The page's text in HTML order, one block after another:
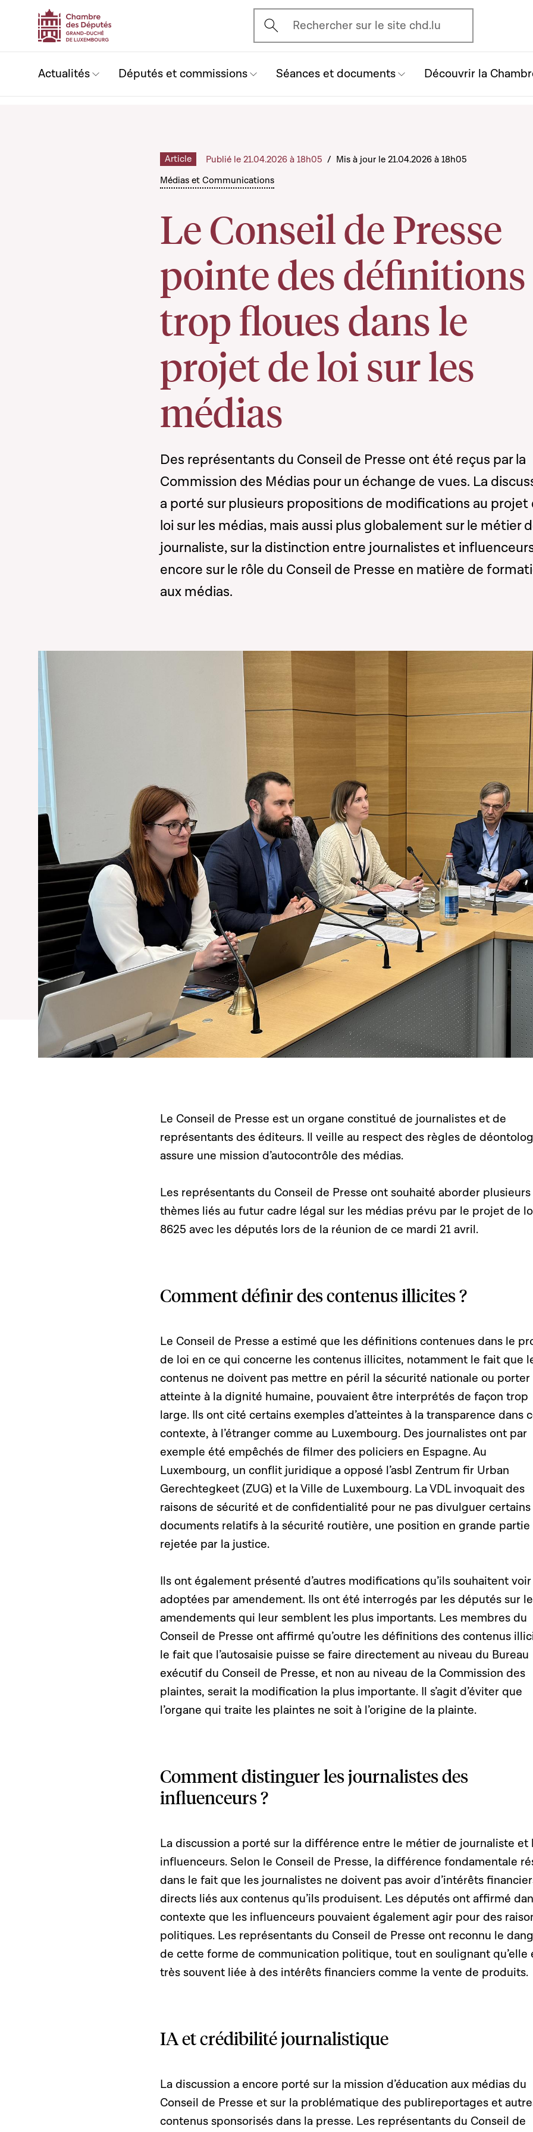
Ouvrir l'écran de recherche
Rechercher sur le site chd.lu
Actualités Députés et commissions Séances et documents Découvrir la
Médias et Communications
Le Conseil de Presse
pointe des définitions
trop floues dans le
projet de loi sur les
médias
Article Publié le 21.04.2026 à 18h05 / Mis à jour le 21.04.2026 à 18h05
Des représentants du Conseil de Presse ont été reçus par la
Commission des Médias pour un échange de vues. La
a porté sur plusieurs propositions de modifications au projet
loi sur les médias, mais aussi plus globalement sur le métier
journaliste, sur la distinction entre journalistes et
encore sur le rôle du Conseil de Presse en matière de
aux médias.
Le Conseil de Presse est un organe constitué de journalistes et de
représentants des éditeurs. Il veille au respect des règles de
assure une mission d’autocontrôle des médias.
Les représentants du Conseil de Presse ont souhaité aborder plusieurs
thèmes liés au futur cadre légal sur les médias prévu par le projet de
8625 avec les députés lors de la réunion de ce mardi 21 avril.
Comment définir des contenus illicites ?
Le Conseil de Presse a estimé que les définitions contenues dans le
de loi en ce qui concerne les contenus illicites, notamment le fait que
contenus ne doivent pas mettre en péril la sécurité nationale ou porter
atteinte à la dignité humaine, pouvaient être interprétés de façon trop
large. Ils ont cité certains exemples d’atteintes à la transparence dans
contexte, à l’étranger comme au Luxembourg. Des journalistes ont par
exemple été empêchés de filmer des policiers en Espagne. Au
Luxembourg, un conflit juridique a opposé l’asbl Zentrum fir Urban
Gerechtegkeet (ZUG) et la Ville de Luxembourg. La VDL invoquait des
raisons de sécurité et de confidentialité pour ne pas divulguer certains
documents relatifs à la sécurité routière, une position en grande partie
rejetée par la justice.
Ils ont également présenté d’autres modifications qu’ils souhaitent voir
adoptées par amendement. Ils ont été interrogés par les députés sur
amendements qui leur semblent les plus importants. Les membres du
Conseil de Presse ont affirmé qu’outre les définitions des contenus
le fait que l’autosaisie puisse se faire directement au niveau du Bureau
exécutif du Conseil de Presse, et non au niveau de la Commission des
plaintes, serait la modification la plus importante. Il s’agit d’éviter que
l’organe qui traite les plaintes ne soit à l’origine de la plainte.
Comment distinguer les journalistes des
influenceurs ?
La discussion a porté sur la différence entre le métier de journaliste et
influenceurs. Selon le Conseil de Presse, la différence fondamentale
dans le fait que les journalistes ne doivent pas avoir d’intérêts
directs liés aux contenus qu’ils produisent. Les députés ont affirmé
contexte que les influenceurs pouvaient également agir pour des
politiques. Les représentants du Conseil de Presse ont reconnu le
de cette forme de communication politique, tout en soulignant qu’elle
très souvent liée à des intérêts financiers comme la vente de produits.
IA et crédibilité journalistique
La discussion a encore porté sur la mission d’éducation aux médias du
Conseil de Presse et sur la problématique des publireportages et
contenus sponsorisés dans la presse. Les représentants du Conseil de